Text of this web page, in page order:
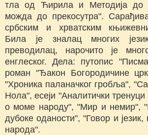
тла од Ћирила и Методија до
можда до прекосутра".
србским и хрватским
Била је зналац многих
преводилац, нарочито је
енглеског. Дела: путопис
роман "Ђакон Богородичине
"Хроника паланачког гробља",
Нола", есеји "Аналитички
о моме народу", "Мир и немир",
дубоке оданости", "Говор и језик,
народа".